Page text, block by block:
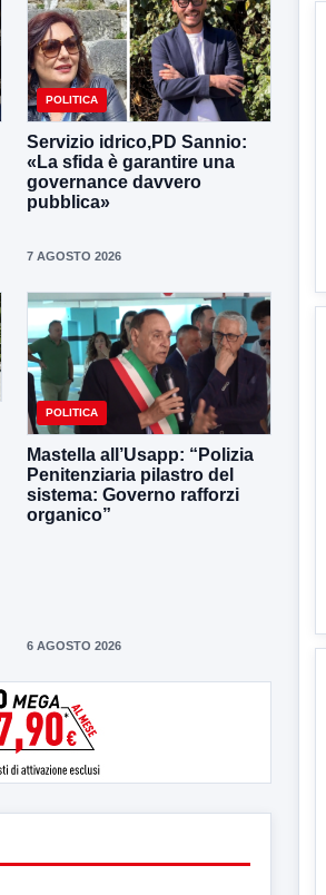
POLITICA
Servizio idrico,PD Sannio:
«La sfida è garantire una
governance davvero
pubblica»
7 AGOSTO 2026
POLITICA
Mastella all’Usapp: “Polizia
Penitenziaria pilastro del
sistema: Governo rafforzi
organico”
6 AGOSTO 2026